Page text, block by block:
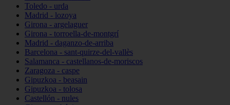
Toledo - urda
Madrid - lozoya
Girona - argelaguer
Girona - torroella-de-montgrí
Madrid - daganzo-de-arriba
Barcelona - sant-quirze-del-vallès
Salamanca - castellanos-de-moriscos
Zaragoza - caspe
Gipuzkoa - beasain
Gipuzkoa - tolosa
Castellón - nules